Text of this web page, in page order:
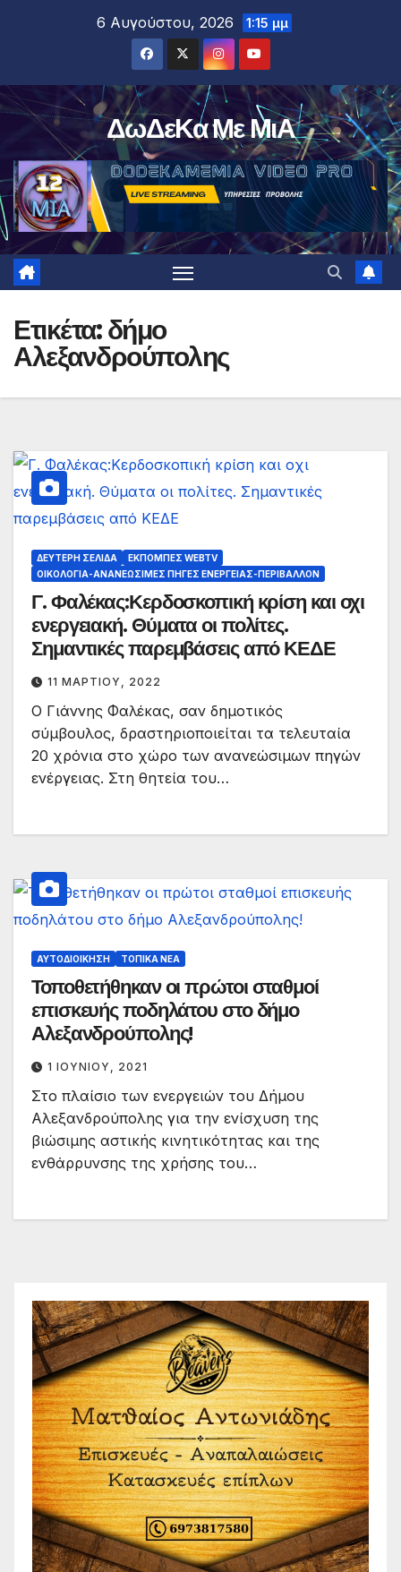
6 Αυγούστου, 2026 1:15 μμ
ΔωΔεΚα Με ΜιΑ
Ετικέτα:δήμο
Αλεξανδρούπολης
ΔΕΎΤΕΡΗ ΣΕΛΊΔΑ
ΕΚΠΟΜΠΈΣ WEBTV
ΟΙΚΟΛΟΓΊΑ-ΑΝΑΝΕΏΣΙΜΕΣ ΠΗΓΈΣ ΕΝΈΡΓΕΙΑΣ-ΠΕΡΙΒΆΛΛΟΝ
Γ. Φαλέκας:Κερδοσκοπική κρίση και οχι
ενεργειακή. Θύματα οι πολίτες.
Σημαντικές παρεμβάσεις από ΚΕΔΕ
11 ΜΑΡΤΊΟΥ, 2022
Ο Γιάννης Φαλέκας, σαν δημοτικός
σύμβουλος, δραστηριοποιείται τα τελευταία
20 χρόνια στο χώρο των ανανεώσιμων πηγών
ενέργειας. Στη θητεία του…
ΑΥΤΟΔΙΟΊΚΗΣΗ ΤΟΠΙΚΆ ΝΈΑ
Τοποθετήθηκαν οι πρώτοι σταθμοί
επισκευής ποδηλάτου στο δήμο
Αλεξανδρούπολης!
1 ΙΟΥΝΊΟΥ, 2021
Στο πλαίσιο των ενεργειών του Δήμου
Αλεξανδρούπολης για την ενίσχυση της
βιώσιμης αστικής κινητικότητας και της
ενθάρρυνσης της χρήσης του…